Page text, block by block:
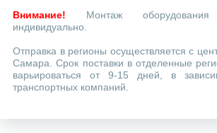
Внимание! Монтаж оборудования
индивидуально.
Отправка в регионы осуществляется с
Самара. Срок поставки в отделенные
варьироваться от 9-15 дней, в
транспортных компаний.